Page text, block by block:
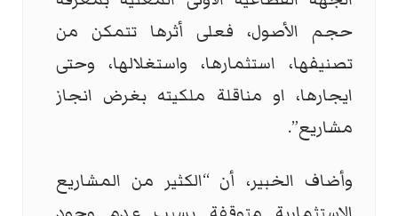
حجم الأصول، فعلى أثرها تتمكن من
تصنيفها، استثمارها، واستغلالها، وحتى
ايجارها، او مناقلة ملكيته بغرض انجاز
مشاريع”.
وأضاف الخبير، أن “الكثير من المشاريع